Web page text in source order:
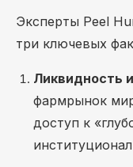
Эксперты Peel
три ключевых
Ликвидность
фармрынок
доступ к